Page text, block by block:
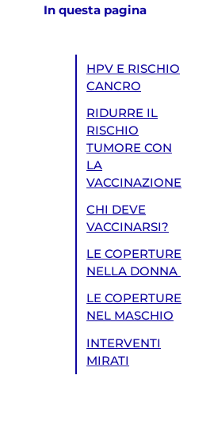
In questa pagina
HPV E RISCHIO
CANCRO
RIDURRE IL
RISCHIO
TUMORE CON
LA
VACCINAZIONE
CHI DEVE
VACCINARSI?
LE COPERTURE
NELLA DONNA
LE COPERTURE
NEL MASCHIO
INTERVENTI
MIRATI